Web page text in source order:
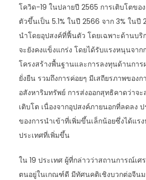
โควิด-19 ในปลายปี 2565 การเติบโตขอ
ตัวขึ้นเป็น 5.1% ในปี 2566 จาก 3% ในปี
นำโดยอุปสงค์ที่ฟื้นตัว โดยเฉพาะด้านบริ
จะยังคงแข็งแกร่ง โดยได้รับแรงหนุนจาก
โครงสร้างพื้นฐานและการลงทุนด้านกา
ยั่งยืน รวมถึงการค่อยๆ มีเสถียรภาพของ
อสังหาริมทรัพย์ การส่งออกสุทธิคาดว่าจ
เติบโต เนื่องจากอุปสงค์ภายนอกที่ลดลง
ของการนำเข้าที่เพิ่มขึ้นเล็กน้อยซึ่งได้แร
ประเทศที่เพิ่มขึ้น
ใน 19 ประเทศ ผู้ที่กล่าวว่าสถานการณ์เศ
ตนอยู่ในเกณฑ์ดี มีทัศนคติเชิงบวกต่อจีน